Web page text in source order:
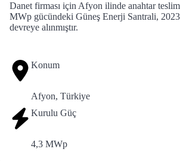
Danet firması için Afyon ilinde anahtar
MWp gücündeki Güneş Enerji Santrali, 2023
devreye alınmıştır.
Konum
Afyon, Türkiye
Kurulu Güç
4,3 MWp